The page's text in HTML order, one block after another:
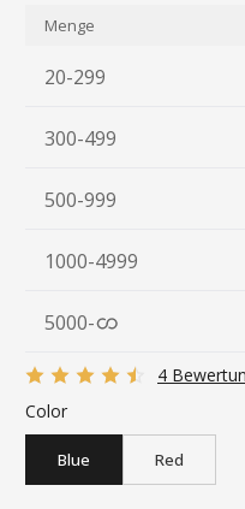
Menge
20-299
300-499
500-999
1000-4999
5000-
4
Color
Blue Red